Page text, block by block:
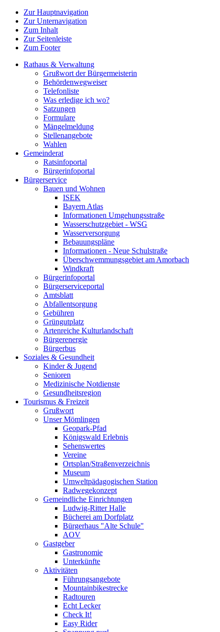
Zur Hauptnavigation
Zur Unternavigation
Zum Inhalt
Zur Seitenleiste
Zum Footer
Rathaus & Verwaltung
Grußwort der Bürgermeisterin
Behördenwegweiser
Telefonliste
Was erledige ich wo?
Satzungen
Formulare
Mängelmeldung
Stellenangebote
Wahlen
Gemeinderat
Ratsinfoportal
Bürgerinfoportal
Bürgerservice
Bauen und Wohnen
ISEK
Bayern Atlas
Informationen Umgehungsstraße
Wasserschutzgebiet - WSG
Wasserversorgung
Bebauungspläne
Informationen - Neue Schulstraße
Überschwemmungsgebiet am Amorbach
Windkraft
Bürgerinfoportal
Bürgerserviceportal
Amtsblatt
Abfallentsorgung
Gebühren
Grüngutplatz
Artenreiche Kulturlandschaft
Bürgerenergie
Bürgerbus
Soziales & Gesundheit
Kinder & Jugend
Senioren
Medizinische Notdienste
Gesundheitsregion
Tourismus & Freizeit
Grußwort
Unser Mömlingen
Geopark-Pfad
Königswald Erlebnis
Sehenswertes
Vereine
Ortsplan/Straßenverzeichnis
Museum
Umweltpädagogischen Station
Radwegekonzept
Gemeindliche Einrichtungen
Ludwig-Ritter Halle
Bücherei am Dorfplatz
Bürgerhaus "Alte Schule"
AOV
Gastgeber
Gastronomie
Unterkünfte
Aktivitäten
Führungsangebote
Mountainbikestrecke
Radtouren
Echt Lecker
Check It!
Easy Rider